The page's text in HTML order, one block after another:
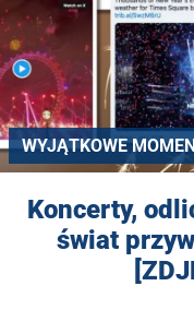
WYJĄTKOWE
Koncerty,
świat